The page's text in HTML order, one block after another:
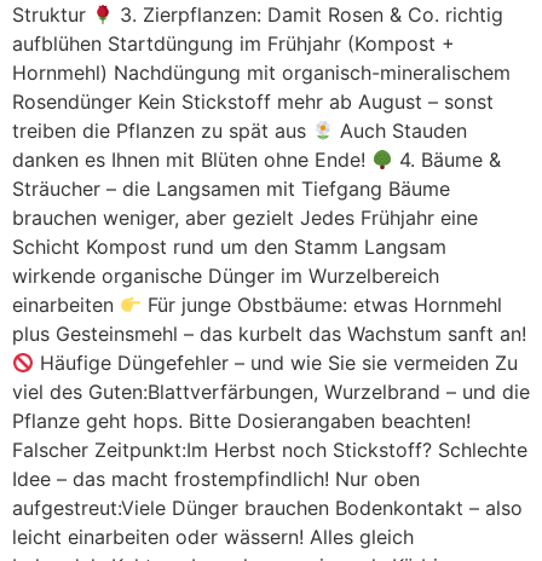
Struktur
3. Zierpflanzen: Damit Rosen & Co. richtig
aufblühen Startdüngung im Frühjahr (Kompost +
Hornmehl) Nachdüngung mit organisch-mineralischem
Rosendünger Kein Stickstoff mehr ab August – sonst
treiben die Pflanzen zu spät aus
Auch Stauden
danken es Ihnen mit Blüten ohne Ende!
4. Bäume &
Sträucher – die Langsamen mit Tiefgang Bäume
brauchen weniger, aber gezielt Jedes Frühjahr eine
Schicht Kompost rund um den Stamm Langsam
wirkende organische Dünger im Wurzelbereich
einarbeiten
Für junge Obstbäume: etwas Hornmehl
plus Gesteinsmehl – das kurbelt das Wachstum sanft an!
Häufige Düngefehler – und wie Sie sie vermeiden Zu
viel des Guten:Blattverfärbungen, Wurzelbrand – und die
Pflanze geht hops. Bitte Dosierangaben beachten!
Falscher Zeitpunkt:Im Herbst noch Stickstoff? Schlechte
Idee – das macht frostempfindlich! Nur oben
aufgestreut:Viele Dünger brauchen Bodenkontakt – also
leicht einarbeiten oder wässern! Alles gleich